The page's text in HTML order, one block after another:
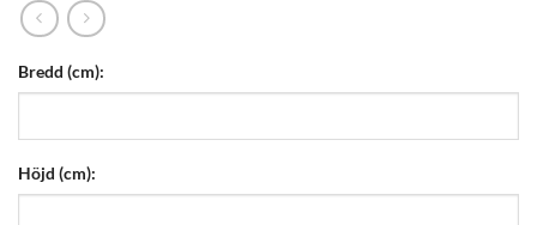
Bredd (cm):
Höjd (cm):